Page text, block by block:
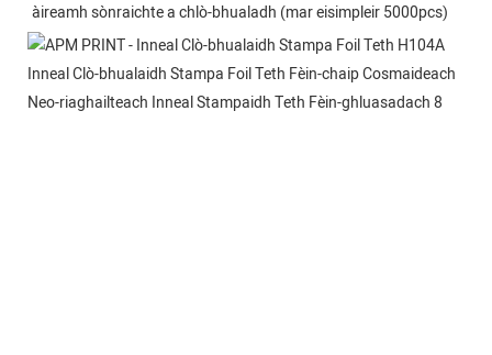
àireamh sònraichte a chlò-bhualadh (mar eisimpleir 5000pcs)